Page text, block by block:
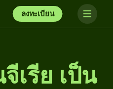
ลงทะเบียน
เรีย เป็น